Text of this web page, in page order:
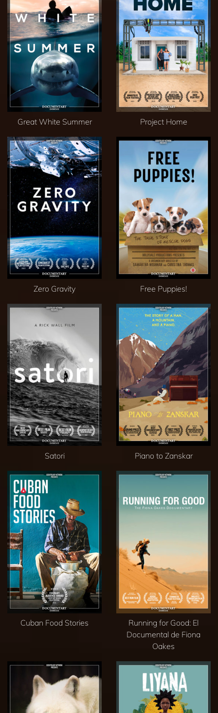
Great White Summer Project Home
Zero Gravity Free Puppies!
Satori Piano to Zanskar
Cuban Food Stories
Running for Good: El
Documental de Fiona
Oakes